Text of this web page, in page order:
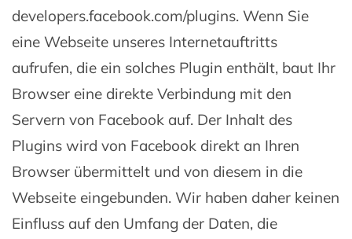
developers.facebook.com/plugins. Wenn Sie
eine Webseite unseres Internetauftritts
aufrufen, die ein solches Plugin enthält, baut Ihr
Browser eine direkte Verbindung mit den
Servern von Facebook auf. Der Inhalt des
Plugins wird von Facebook direkt an Ihren
Browser übermittelt und von diesem in die
Webseite eingebunden. Wir haben daher keinen
Einfluss auf den Umfang der Daten, die